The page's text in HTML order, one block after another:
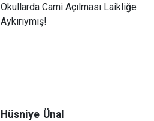
Okullarda Cami Açılması Laikliğe
Aykırıymış!
Hüsniye Ünal